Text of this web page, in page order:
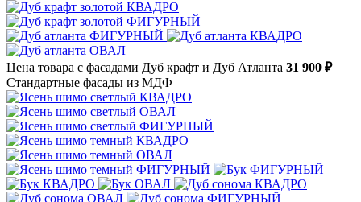
Цена товара с фасадами Дуб крафт и Дуб Атланта 31 900 ₽
Стандартные фасады из МДФ